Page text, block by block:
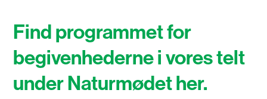
Find programmet for
begivenhederne i vores telt
under Naturmødet her.